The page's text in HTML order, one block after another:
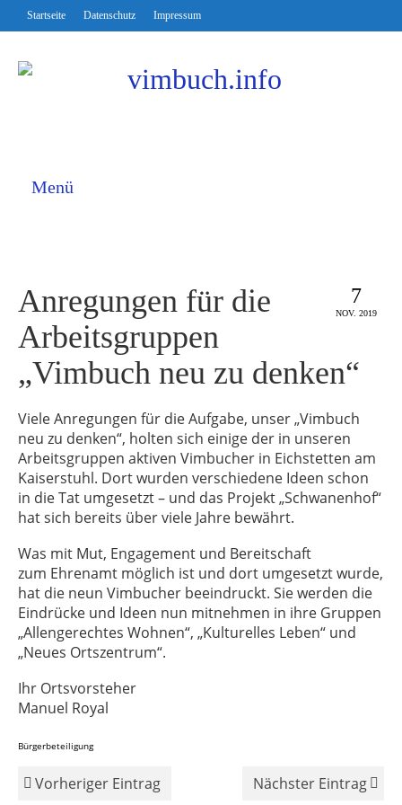
Startseite Datenschutz Impressum
Menü
7
NOV. 2019
Anregungen für die
Arbeitsgruppen
„Vimbuch neu zu denken“
Viele Anregungen für die Aufgabe, unser „Vimbuch
neu zu denken“, holten sich einige der in unseren
Arbeitsgruppen aktiven Vimbucher in Eichstetten am
Kaiserstuhl. Dort wurden verschiedene Ideen schon
in die Tat umgesetzt – und das Projekt „Schwanenhof“
hat sich bereits über viele Jahre bewährt.
Was mit Mut, Engagement und Bereitschaft
zum Ehrenamt möglich ist und dort umgesetzt wurde,
hat die neun Vimbucher beeindruckt. Sie werden die
Eindrücke und Ideen nun mitnehmen in ihre Gruppen
„Allengerechtes Wohnen“, „Kulturelles Leben“ und
„Neues Ortszentrum“.
Ihr Ortsvorsteher
Manuel Royal
Bürgerbeteiligung
Vorheriger Eintrag Nächster Eintrag